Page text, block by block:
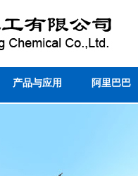
产品与应用 阿里巴巴